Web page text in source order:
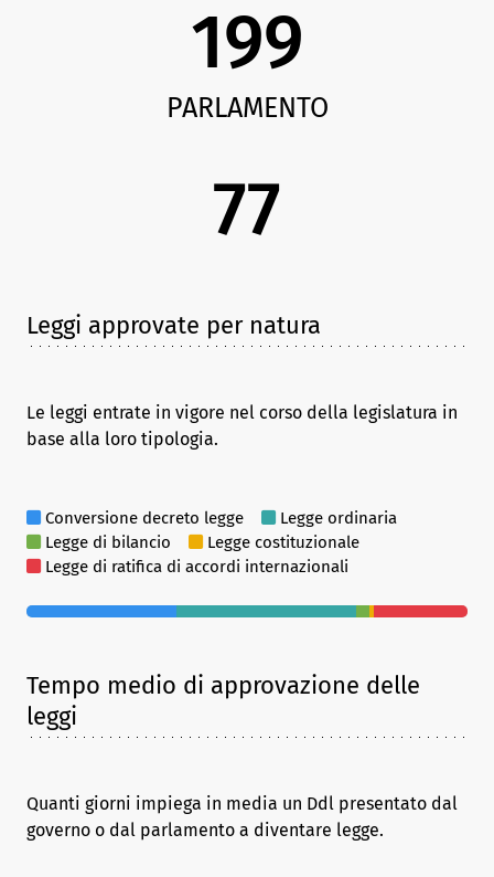
199
PARLAMENTO
77
Leggi approvate per natura
Le leggi entrate in vigore nel corso della legislatura in
base alla loro tipologia.
Conversione decreto legge
Legge ordinaria
Legge di bilancio
Legge costituzionale
Legge di ratifica di accordi internazionali
Tempo medio di approvazione delle
leggi
Quanti giorni impiega in media un Ddl presentato dal
governo o dal parlamento a diventare legge.